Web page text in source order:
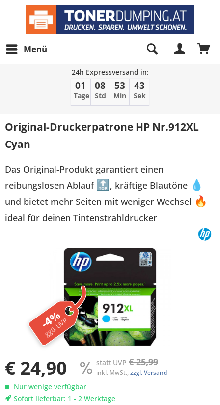
Menü
24h Expressversand in:
01
Tage
08
Std
53
Min
43
Sek
Original-Druckerpatrone HP Nr.912XL
Cyan
Das Original-Produkt garantiert einen
reibungslosen Ablauf 🔝 , kräftige Blautöne 💧
und bietet mehr Seiten mit weniger Wechsel 🔥
ideal für deinen Tintenstrahldrucker
-4%
ggü. UVP
€ 24,90 statt UVP € 25,99
inkl. MwSt., zzgl. Versand
Nur wenige verfügbar
Sofort lieferbar: 1 - 2 Werktage